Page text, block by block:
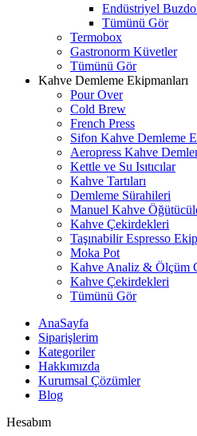
Endüstriyel
Tümünü Gör
Termobox
Gastronorm Küvetler
Tümünü Gör
Kahve Demleme Ekipmanları
Pour Over
Cold Brew
French Press
Sifon Kahve Demleme
Aeropress Kahve
Kettle ve Su Isıtıcılar
Kahve Tartıları
Demleme Sürahileri
Manuel Kahve
Kahve Çekirdekleri
Taşınabilir Espresso
Moka Pot
Kahve Analiz & Ölçüm
Kahve Çekirdekleri
Tümünü Gör
AnaSayfa
Siparişlerim
Kategoriler
Hakkımızda
Kurumsal Çözümler
Blog
Hesabım